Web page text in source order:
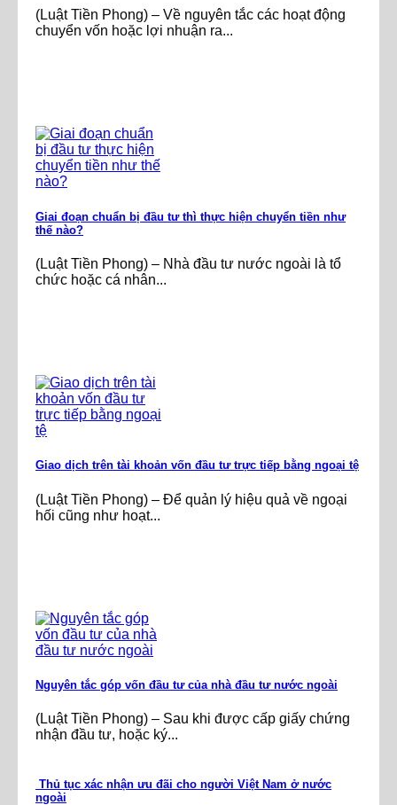
(Luật Tiền Phong) – Về nguyên tắc các hoạt động
chuyển vốn hoặc lợi nhuận ra...
Giai đoạn chuẩn bị đầu tư thì thực hiện chuyển tiền như
thế nào?
(Luật Tiền Phong) – Nhà đầu tư nước ngoài là tổ
chức hoặc cá nhân...
Giao dịch trên tài khoản vốn đầu tư trực tiếp bằng ngoại tệ
(Luật Tiền Phong) – Để quản lý hiệu quả về ngoại
hối cũng như hoạt...
Nguyên tắc góp vốn đầu tư của nhà đầu tư nước ngoài
(Luật Tiền Phong) – Sau khi được cấp giấy chứng
nhận đầu tư, hoặc ký...
Thủ tục xác nhận ưu đãi cho người Việt Nam ở nước
ngoài